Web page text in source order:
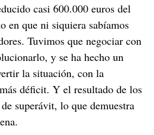
casi 600.000 euros del
en que ni siquiera sabíamos
Tuvimos que negociar con
y se ha hecho un
la situación, con la
déficit. Y el resultado de los
superávit, lo que demuestra